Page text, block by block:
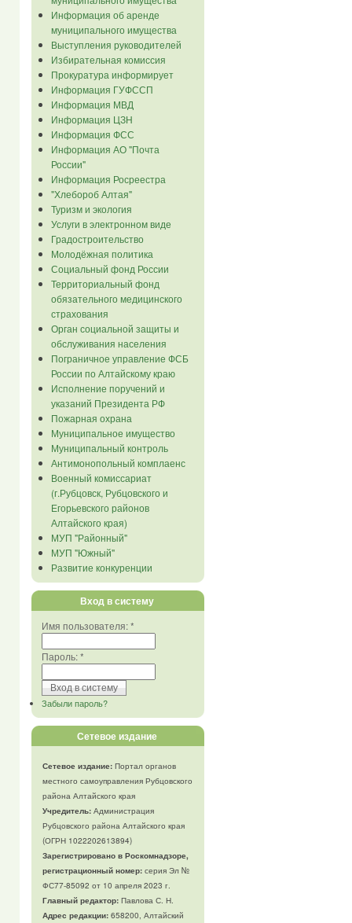
Информация об аренде
муниципального имущества
Выступления руководителей
Избирательная комиссия
Прокуратура информирует
Информация ГУФССП
Информация МВД
Информация ЦЗН
Информация ФСС
Информация АО "Почта
России"
Информация Росреестра
"Хлебороб Алтая"
Туризм и экология
Услуги в электронном виде
Градостроительство
Молодёжная политика
Социальный фонд России
Территориальный фонд
обязательного медицинского
страхования
Орган социальной защиты и
обслуживания населения
Пограничное управление ФСБ
России по Алтайскому краю
Исполнение поручений и
указаний Президента РФ
Пожарная охрана
Муниципальное имущество
Муниципальный контроль
Антимонопольный комплаенс
Военный комиссариат
(г.Рубцовск, Рубцовского и
Егорьевского районов
Алтайского края)
МУП "Районный"
МУП "Южный"
Развитие конкуренции
Вход в систему
Имя пользователя:*
Пароль:*
Забыли пароль?
Сетевое издание
Сетевое издание:Портал органов
местного самоуправления Рубцовского
района Алтайского края
Учредитель:Администрация
Рубцовского района Алтайского края
(ОГРН 1022202613894)
Зарегистрировано в Роскомнадзоре,
регистрационный номер:серия Эл №
ФС77-85092 от 10 апреля 2023 г.
Главный редактор:Павлова С. Н.
Адрес редакции:658200, Алтайский